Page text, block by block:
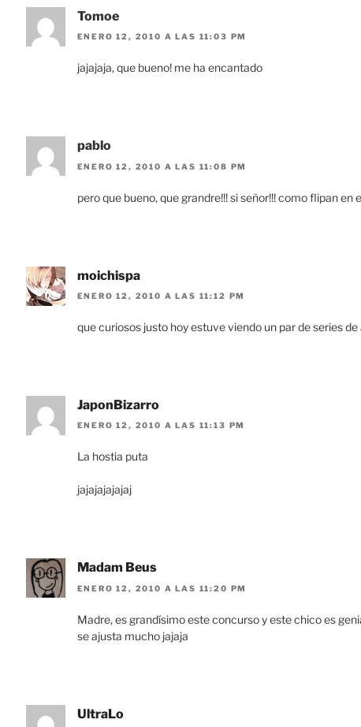
Tomoe
ENERO 12, 2010 A LAS 11:03 PM
jajajaja, que bueno! me ha encantado
pablo
ENERO 12, 2010 A LAS 11:08 PM
pero que bueno, que grandre!!! si señor!!! como flipan
moichispa
ENERO 12, 2010 A LAS 11:12 PM
que curiosos justo hoy estuve viendo un par de series de
JaponBizarro
ENERO 12, 2010 A LAS 11:13 PM
La hostia puta
jajajajajajaj
Madam Beus
ENERO 12, 2010 A LAS 11:20 PM
Madre, es grandísimo este concurso y este chico es
se ajusta mucho jajaja
UltraLo